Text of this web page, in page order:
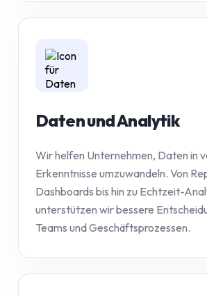
Daten und Analytik
Wir helfen Unternehmen, Daten in
Erkenntnisse umzuwandeln. Von
Dashboards bis hin zu Echtzeit-
unterstützen wir bessere
Teams und Geschäftsprozessen.